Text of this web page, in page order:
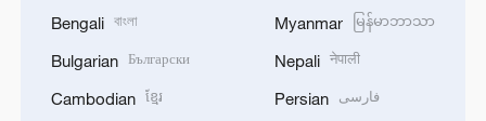
Bengali বাংলা
Bulgarian Български
Cambodian ខ្មែរ
Myanmar မြန်မာဘာသာ
Nepali नेपाली
Persian فارسی